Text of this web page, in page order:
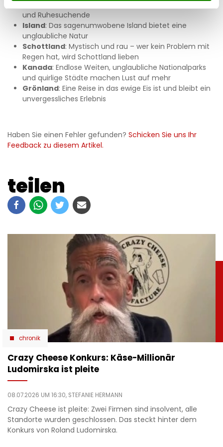
Finnland: Das Land der tausend Seen lockt Abenteurer
und Ruhesuchende
Island: Das sagenumwobene Island bietet eine
unglaubliche Natur
Schottland: Mystisch und rau – wer kein Problem mit
Regen hat, wird Schottland lieben
Kanada: Endlose Weiten, unglaubliche Nationalparks
und quirlige Städte machen Lust auf mehr
Grönland: Eine Reise in das ewige Eis ist und bleibt ein
unvergessliches Erlebnis
Haben Sie einen Fehler gefunden? Schicken Sie uns Ihr
Feedback zu diesem Artikel.
teilen
chronik
Crazy Cheese Konkurs: Käse-Millionär
Ludomirska ist pleite
08.07.2026 UM 16:30, STEFANIE HERMANN
Crazy Cheese ist pleite: Zwei Firmen sind insolvent, alle
Standorte wurden geschlossen. Das steckt hinter dem
Konkurs von Roland Ludomirska.